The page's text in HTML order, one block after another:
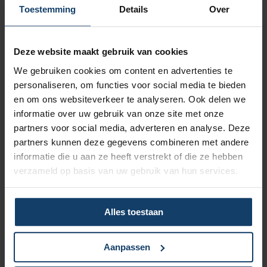
Toestemming Details Over
Deze website maakt gebruik van cookies
We gebruiken cookies om content en advertenties te
personaliseren, om functies voor social media te bieden
en om ons websiteverkeer te analyseren. Ook delen we
informatie over uw gebruik van onze site met onze
partners voor social media, adverteren en analyse. Deze
partners kunnen deze gegevens combineren met andere
informatie die u aan ze heeft verstrekt of die ze hebben
verzameld op basis van uw gebruik van hun services.
Alles toestaan
Aanpassen
Vergoeding tot €250 per kalenderjaar bij pakket Top
Korting op vrijwillig eigen risico
Wil je een lagere zorgpremie? Dan kun je het verplicht eigen
risico van € 385 verhogen met een vrijwillig eigen risico van
maximaal € 500. Hoe hoger het vrijwillig eigen risico, hoe
Meer over het eigen risico